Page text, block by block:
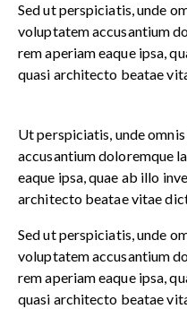
Sed ut perspiciatis, unde
voluptatem accusantium
rem aperiam eaque ipsa,
quasi architecto beatae
Ut perspiciatis, unde
accusantium doloremque
eaque ipsa, quae ab illo
architecto beatae vitae
Sed ut perspiciatis, unde
voluptatem accusantium
rem aperiam eaque ipsa,
quasi architecto beatae